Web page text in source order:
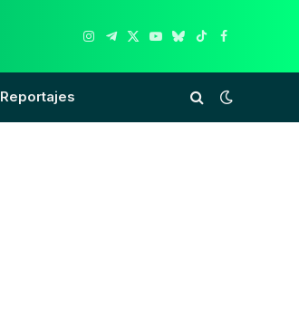
Instagram
Telegram
X
YouTube
Bluesky
TikTokFacebook
Reportajes